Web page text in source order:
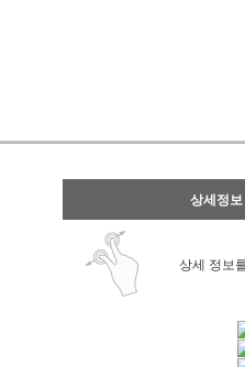
상세정
상세 정보